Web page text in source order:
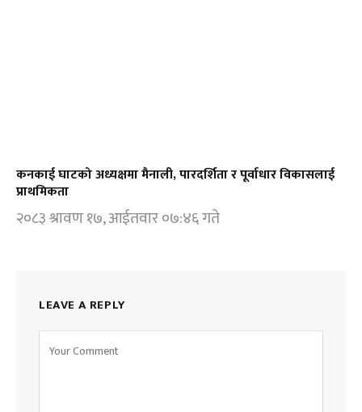
कनकाई घाटको अध्यक्षमा मैनाली, पारदर्शिता र पूर्वाधार विकासलाई
प्राथमिकता
२०८३ श्रावण १७, आईतवार ०७:४६ गते
LEAVE A REPLY